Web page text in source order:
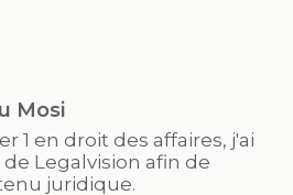
Mosi
1 en droit des affaires, j'ai
Legalvision afin de
juridique.